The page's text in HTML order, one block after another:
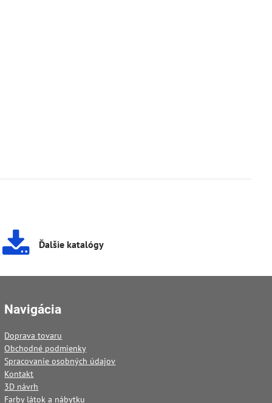
Ďalšie katalógy
Navigácia
Doprava tovaru
Obchodné podmienky
Spracovanie osobných údajov
Kontakt
3D návrh
Farby látok a nábytku